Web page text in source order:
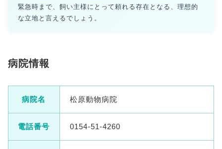
緊急時まで、飼い主様にとって頼れる存在となる、理想的
な立地と言えるでしょう。
病院情報
病院名 松原動物病院
電話番号 0154-51-4260